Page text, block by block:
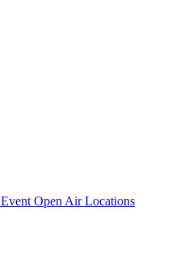
Event Open Air Locations